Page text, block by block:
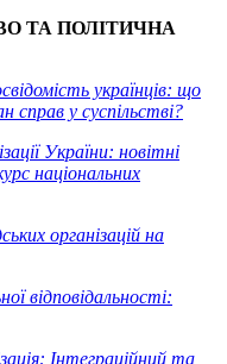
ТА ПОЛІТИЧНА
українців: що
справ у суспільстві?
України: новітні
національних
організацій на
відповідальності:
Інтеграційний та